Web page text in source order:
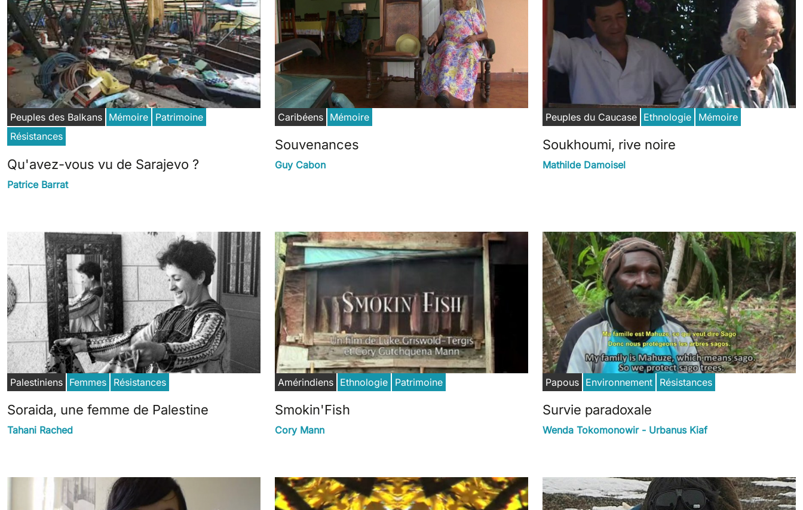
Peuples des Balkans Mémoire
Patrimoine
Résistances
Qu'avez-vous vu de Sarajevo ?
Patrice Barrat
Caribéens Mémoire
Souvenances
Guy Cabon
Peuples du Caucase Ethnologie Mémoire
Soukhoumi, rive noire
Mathilde Damoisel
Palestiniens Femmes Résistances
Soraida, une femme de Palestine
Tahani Rached
Amérindiens Ethnologie Patrimoine
Smokin'Fish
Cory Mann
Papous Environnement Résistances
Survie paradoxale
Wenda Tokomonowir - Urbanus Kiaf